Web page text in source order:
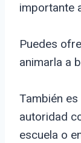
importante
Puedes
animarla a
También
autoridad
escuela o